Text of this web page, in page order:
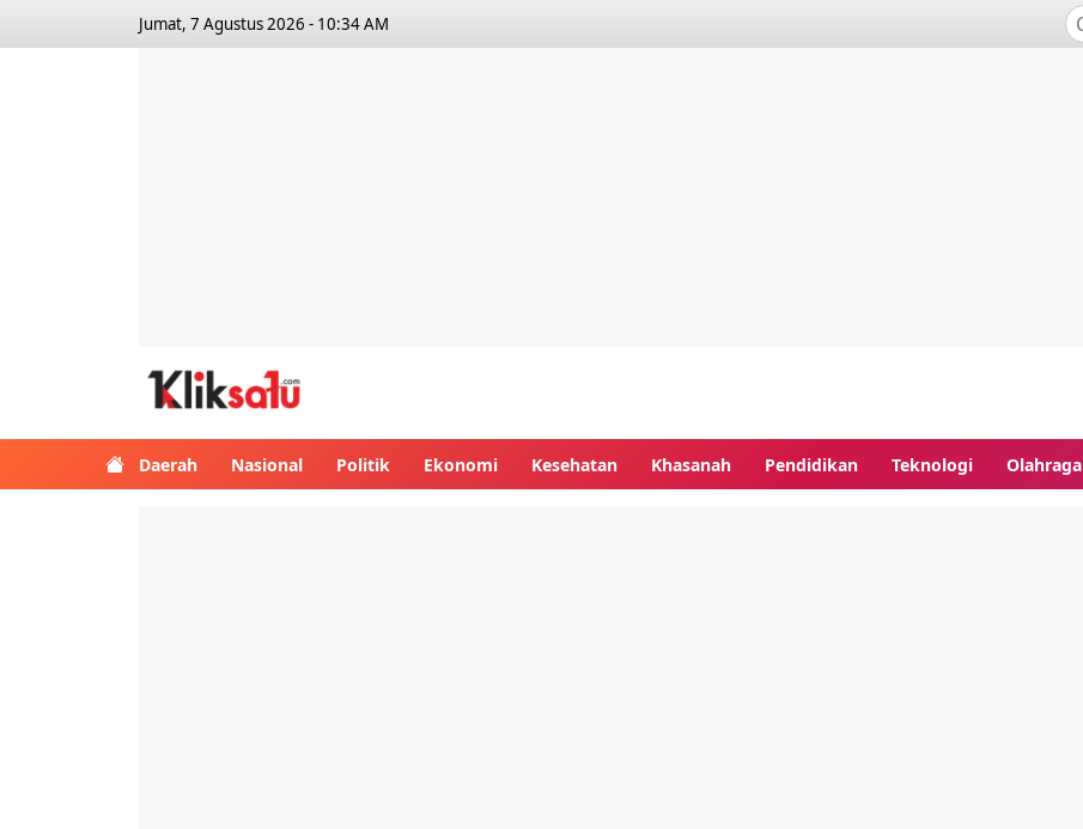
Jumat, 7 Agustus 2026 - 10:34 AM
Daerah Nasional Politik Ekonomi Kesehatan Khasanah Pendidikan Teknologi Olahraga